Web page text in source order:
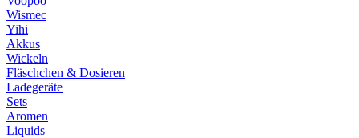
Wismec
Yihi
Akkus
Wickeln
Fläschchen & Dosieren
Ladegeräte
Sets
Aromen
Liquids